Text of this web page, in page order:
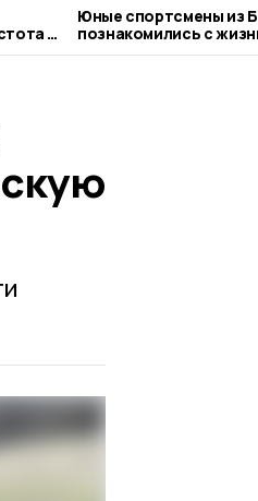
в
Юные спортсмены из
познакомились с
глубинки и